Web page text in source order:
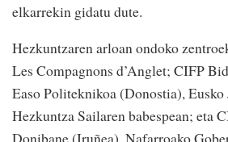
elkarrekin gidatu dute.
Hezkuntzaren arloan ondoko
Les Compagnons d’Anglet; CIFP
Easo Politeknikoa (Donostia),
Hezkuntza Sailaren babespean; eta